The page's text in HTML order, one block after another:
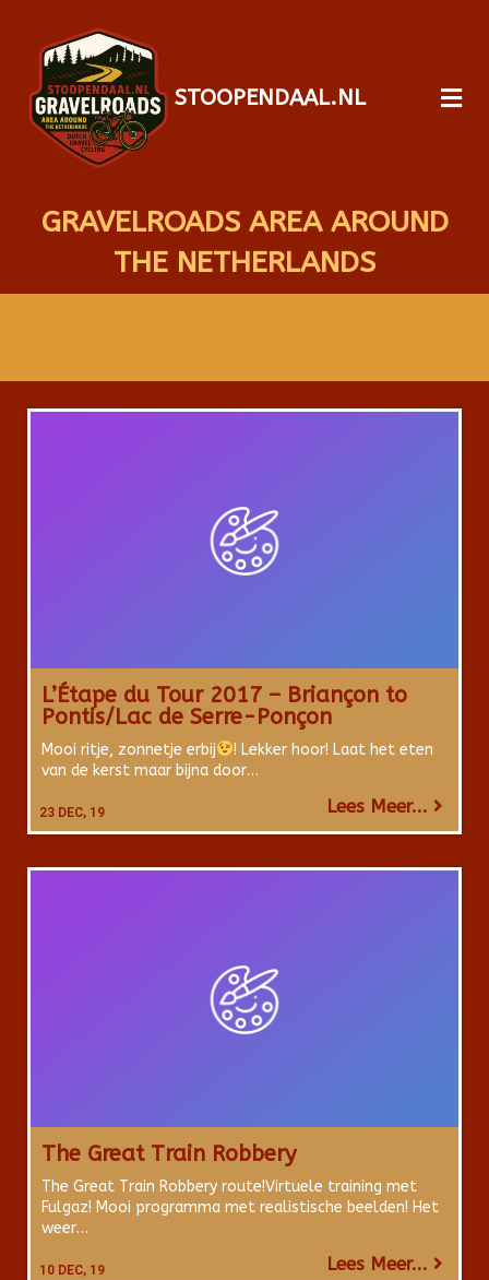
STOOPENDAAL.NL
GRAVELROADS AREA AROUND
THE NETHERLANDS
L’Étape du Tour 2017 – Briançon to
Pontis/Lac de Serre-Ponçon
23 DEC, 19
Mooi ritje, zonnetje erbij
! Lekker hoor! Laat het eten
van de kerst maar bijna door…
Lees Meer...
The Great Train Robbery
10 DEC, 19
The Great Train Robbery route!Virtuele training met
Fulgaz! Mooi programma met realistische beelden! Het
weer…
Lees Meer...